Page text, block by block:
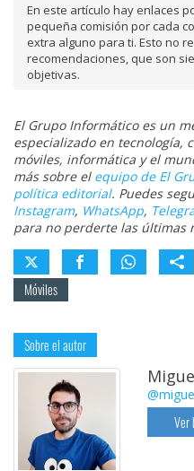
En este artículo hay enlaces
pequeña comisión por cada
extra alguno para ti. Esto no
recomendaciones, que son
objetivas.
El Grupo Informático es un
especializado en tecnología,
móviles, informática y el
más sobre el equipo de El
política editorial. Puedes
Instagram, WhatsApp,
para no perderte las últimas
Móviles
Sobre el autor
Ver